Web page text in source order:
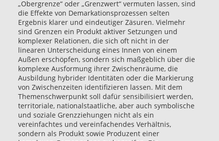
„Obergrenze“ oder „Grenzwert“ vermuten lassen, sind
die Effekte von Demarkationsprozessen selten
Ergebnis klarer und eindeutiger Zäsuren. Vielmehr
sind Grenzen ein Produkt aktiver Setzungen und
komplexer Relationen, die sich oft nicht in der
linearen Unterscheidung eines Innen von einem
Außen erschöpfen, sondern sich maßgeblich über die
komplexe Ausformung ihrer Zwischenräume, die
Ausbildung hybrider Identitäten oder die Markierung
von Zwischenzeiten identifizieren lassen. Mit dem
Themenschwerpunkt soll dafür sensibilisiert werden,
territoriale, nationalstaatliche, aber auch symbolische
und soziale Grenzziehungen nicht als ein
vereinfachtes und vereinfachendes Verhältnis,
sondern als Produkt sowie Produzent einer